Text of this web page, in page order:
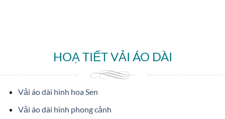
HOẠ TIẾT VẢI ÁO DÀI
Vải áo dài hình hoa Sen
Vải áo dài hình phong cảnh